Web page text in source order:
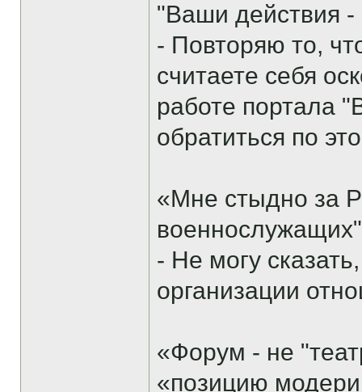
"Ваши действия
- Повторяю то,
считаете себя
работе портала
обратиться по
«Мне стыдно за
- Не могу
организации
«Форум - не
«позицию